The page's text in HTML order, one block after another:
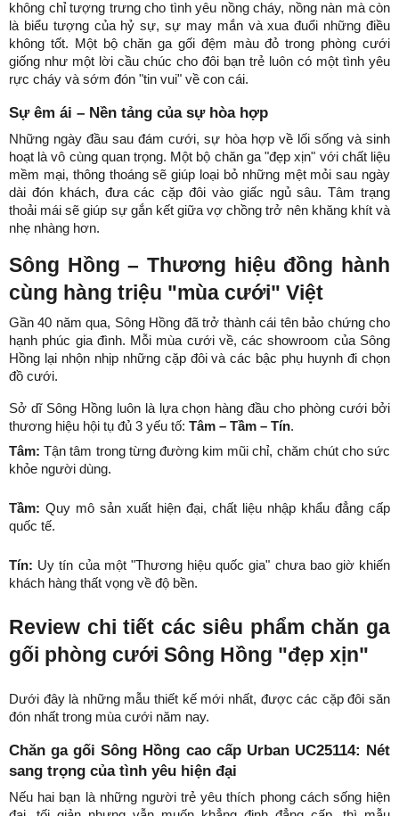
không chỉ tượng trưng cho tình yêu nồng cháy, nồng nàn mà còn
là biểu tượng của hỷ sự, sự may mắn và xua đuổi những điều
không tốt. Một bộ chăn ga gối đệm màu đỏ trong phòng cưới
giống như một lời cầu chúc cho đôi bạn trẻ luôn có một tình yêu
rực cháy và sớm đón "tin vui" về con cái.
Sự êm ái – Nền tảng của sự hòa hợp
Những ngày đầu sau đám cưới, sự hòa hợp về lối sống và sinh
hoạt là vô cùng quan trọng. Một bộ chăn ga "đẹp xịn" với chất liệu
mềm mại, thông thoáng sẽ giúp loại bỏ những mệt mỏi sau ngày
dài đón khách, đưa các cặp đôi vào giấc ngủ sâu. Tâm trạng
thoải mái sẽ giúp sự gắn kết giữa vợ chồng trở nên khăng khít và
nhẹ nhàng hơn.
Sông Hồng – Thương hiệu đồng hành
cùng hàng triệu "mùa cưới" Việt
Gần 40 năm qua, Sông Hồng đã trở thành cái tên bảo chứng cho
hạnh phúc gia đình. Mỗi mùa cưới về, các showroom của Sông
Hồng lại nhộn nhịp những cặp đôi và các bậc phụ huynh đi chọn
đồ cưới.
Sở dĩ Sông Hồng luôn là lựa chọn hàng đầu cho phòng cưới bởi
thương hiệu hội tụ đủ 3 yếu tố: Tâm – Tầm – Tín.
Tâm: Tận tâm trong từng đường kim mũi chỉ, chăm chút cho sức
khỏe người dùng.
Tầm: Quy mô sản xuất hiện đại, chất liệu nhập khẩu đẳng cấp
quốc tế.
Tín: Uy tín của một "Thương hiệu quốc gia" chưa bao giờ khiến
khách hàng thất vọng về độ bền.
Review chi tiết các siêu phẩm chăn ga
gối phòng cưới Sông Hồng "đẹp xịn"
Dưới đây là những mẫu thiết kế mới nhất, được các cặp đôi săn
đón nhất trong mùa cưới năm nay.
Chăn ga gối Sông Hồng cao cấp Urban UC25114: Nét
sang trọng của tình yêu hiện đại
Nếu hai bạn là những người trẻ yêu thích phong cách sống hiện